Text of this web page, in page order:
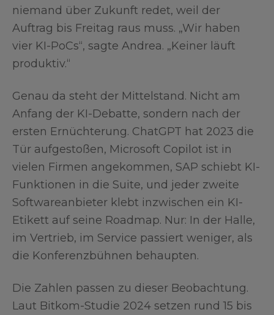
niemand über Zukunft redet, weil der
Auftrag bis Freitag raus muss. „Wir haben
vier KI-PoCs“, sagte Andrea. „Keiner läuft
produktiv.“
Genau da steht der Mittelstand. Nicht am
Anfang der KI-Debatte, sondern nach der
ersten Ernüchterung. ChatGPT hat 2023 die
Tür aufgestoßen, Microsoft Copilot ist in
vielen Firmen angekommen, SAP schiebt KI-
Funktionen in die Suite, und jeder zweite
Softwareanbieter klebt inzwischen ein KI-
Etikett auf seine Roadmap. Nur: In der Halle,
im Vertrieb, im Service passiert weniger, als
die Konferenzbühnen behaupten.
Die Zahlen passen zu dieser Beobachtung.
Laut Bitkom-Studie 2024 setzen rund 15 bis